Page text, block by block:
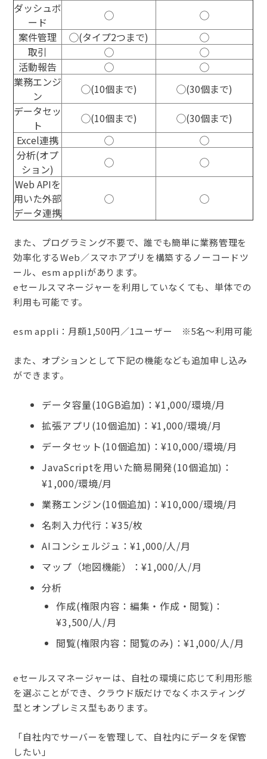
ダッシュボ
ード
◯
◯
案件管理
◯(タイプ2つまで)
◯
取引
◯
◯
活動報告
◯
◯
業務エンジ
ン
◯(10個まで)
◯(30個まで)
データセッ
ト
◯(10個まで)
◯(30個まで)
Excel連携
◯
◯
分析(オプ
ション)
◯
◯
Web APIを
用いた外部
データ連携
◯ ◯
また、プログラミング不要で、誰でも簡単に業務管理を
効率化するWeb／スマホアプリを構築するノーコードツ
ール、esm appliがあります。
eセールスマネージャーを利用していなくても、単体での
利用も可能です。
esm appli：月額1,500円／1ユーザー ※5名～利用可能
また、オプションとして下記の機能なども追加申し込み
ができます。
データ容量(10GB追加)：¥1,000/環境/月
拡張アプリ(10個追加)：¥1,000/環境/月
データセット(10個追加)：¥10,000/環境/月
JavaScriptを用いた簡易開発(10個追加)：
¥1,000/環境/月
業務エンジン(10個追加)：¥10,000/環境/月
名刺入力代行：¥35/枚
AIコンシェルジュ：¥1,000/人/月
マップ（地図機能）：¥1,000/人/月
分析
作成(権限内容：編集・作成・閲覧)：
¥3,500/人/月
閲覧(権限内容：閲覧のみ)：¥1,000/人/月
eセールスマネージャーは、自社の環境に応じて利用形態
を選ぶことができ、クラウド版だけでなくホスティング
型とオンプレミス型もあります。
「自社内でサーバーを管理して、自社内にデータを保管
したい」